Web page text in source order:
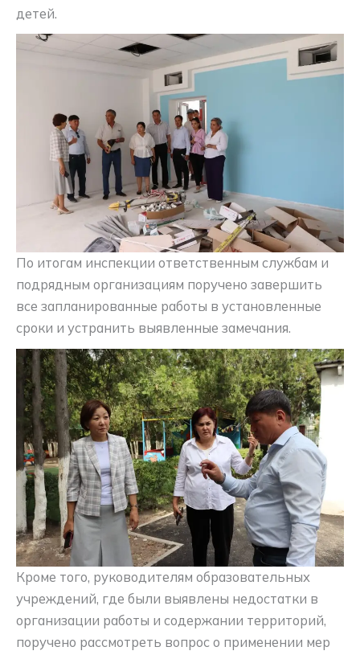
детей.
По итогам инспекции ответственным службам и
подрядным организациям поручено завершить
все запланированные работы в установленные
сроки и устранить выявленные замечания.
Кроме того, руководителям образовательных
учреждений, где были выявлены недостатки в
организации работы и содержании территорий,
поручено рассмотреть вопрос о применении мер